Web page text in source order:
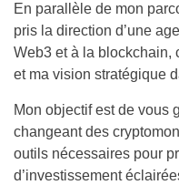
En parallèle de mon
pris la direction d’une
Web3 et à la blockchain,
et ma vision stratégique
Mon objectif est de vous
changeant des
outils nécessaires pour
d’investissement